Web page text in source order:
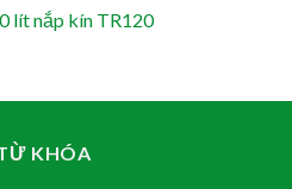
lít nắp kín TR120
KHÓA